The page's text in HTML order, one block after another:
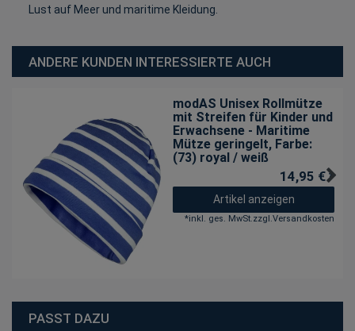
Lust auf Meer und maritime Kleidung.
ANDERE KUNDEN INTERESSIERTE AUCH
modAS Unisex Rollmütze
mit Streifen für Kinder und
Erwachsene - Maritime
Mütze geringelt, Farbe:
(73) royal / weiß
14,95 € *
Artikel anzeigen
*inkl. ges. MwSt.zzgl.Versandkosten
PASST DAZU